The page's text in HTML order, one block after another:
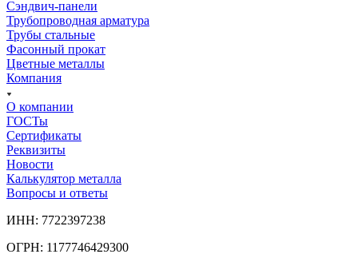
Сэндвич-панели
Трубопроводная арматура
Трубы стальные
Фасонный прокат
Цветные металлы
Компания
О компании
ГОСТы
Сертификаты
Реквизиты
Новости
Калькулятор металла
Вопросы и ответы
ИНН: 7722397238
ОГРН: 1177746429300